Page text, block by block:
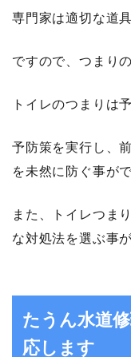
専門家は適切な道
ですので、つまり
トイレのつまりは
予防策を実行し、
を未然に防ぐ事が
また、トイレつま
な対処法を選ぶ事
たうん水道
応します